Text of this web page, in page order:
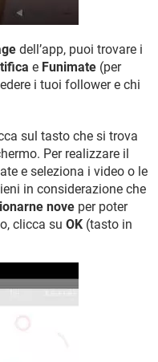
dell’app, puoi trovare i
e Funimate (per
i tuoi follower e chi
sul tasto che si trova
Per realizzare il
e seleziona i video o le
in considerazione che
nove per poter
clicca su OK (tasto in